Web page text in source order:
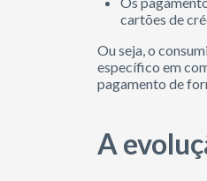
cartões de
Ou seja, o
específico em
pagamento de
A